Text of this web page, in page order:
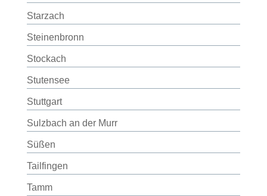
Starzach
Steinenbronn
Stockach
Stutensee
Stuttgart
Sulzbach an der Murr
Süßen
Tailfingen
Tamm